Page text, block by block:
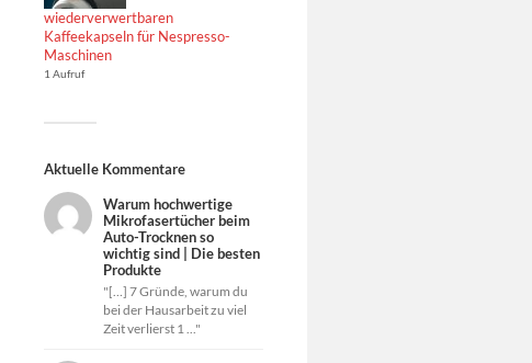
wiederverwertbaren
Kaffeekapseln für Nespresso-
Maschinen
1 Aufruf
Aktuelle Kommentare
Warum hochwertige
Mikrofasertücher beim
Auto-Trocknen so
wichtig sind | Die besten
Produkte
"[…] 7 Gründe, warum du
bei der Hausarbeit zu viel
Zeit verlierst 1 ..."